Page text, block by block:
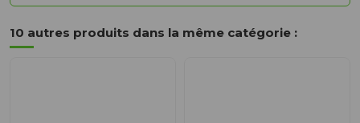
10 autres produits dans la même catégorie :